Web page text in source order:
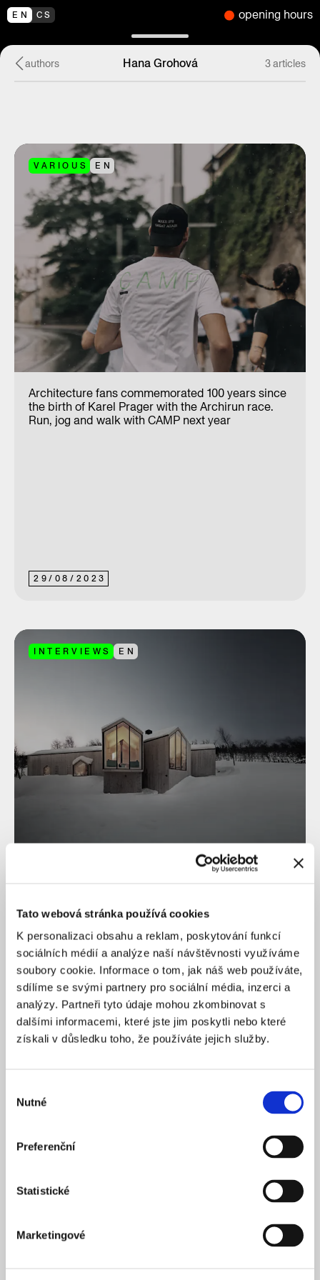
Tato webová stránka používá cookies
K personalizaci obsahu a reklam, poskytování funkcí
sociálních médií a analýze naší návštěvnosti využíváme
soubory cookie. Informace o tom, jak náš web používáte,
sdílíme se svými partnery pro sociální média, inzerci a
analýzy. Partneři tyto údaje mohou zkombinovat s
dalšími informacemi, které jste jim poskytli nebo které
získali v důsledku toho, že používáte jejich služby.
souhlasu
Nutné
Preferenční
Statistické
Marketingové
EN CS opening hours
authors Hana Grohová 3 articles
VARIOUS EN
29/ 08/ 2023
Architecture fans commemorated 100 years since
the birth of Karel Prager with the Archirun race.
Run, jog and walk with CAMP next year
INTERVIEWS EN
cabins about sustainable care for our landscape